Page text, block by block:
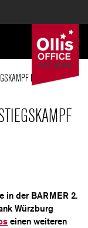
HELFEN
in der BARMER 2.
Würzburg
einen weiteren